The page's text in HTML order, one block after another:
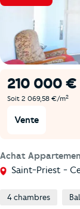
210 000 €
Soit 2 069,58 €/m2
Vente
Achat
Saint-Priest -
4 chambres